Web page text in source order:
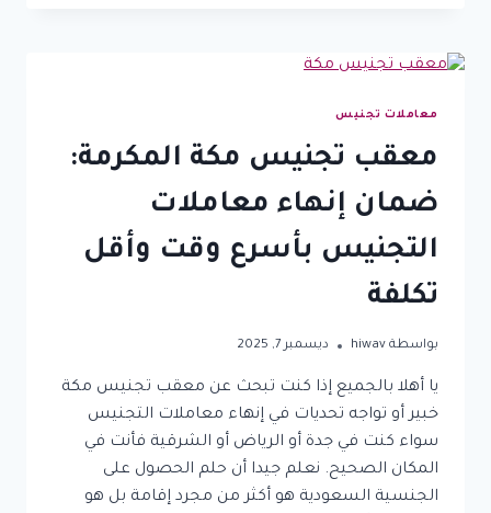
طريقك
للحصول
الجنسية
المعاملة
معاملات تجنيس
معقب تجنيس مكة المكرمة:
ضمان إنهاء معاملات
التجنيس بأسرع وقت وأقل
تكلفة
بواسطة hiwav ديسمبر 7, 2025
يا أهلا بالجميع إذا كنت تبحث عن معقب تجنيس مكة
خبير أو تواجه تحديات في إنهاء معاملات التجنيس
سواء كنت في جدة أو الرياض أو الشرقية فأنت في
المكان الصحيح. نعلم جيدا أن حلم الحصول على
الجنسية السعودية هو أكثر من مجرد إقامة بل هو